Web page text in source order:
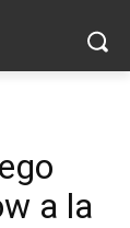
a la